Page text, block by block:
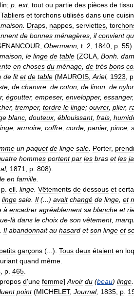
lin; p ext. tout ou partie des pièces de tissu
Tabliers et torchons utilisés dans une
maison Draps nappes serviettes
de bonnes ménagères il convient qu
Obermann t 2 1840 p 55).
maison le linge de table (ZOLA Bonh
en choses du ménage de très bons
de lit et de table (MAUROIS Ariel, 1923 p
de chanvre de coton de linon de
, égoutter, empeser, envelopper, essanger,
, tremper, tordre le linge; ouvrer, plier,
blanc douteux éblouissant, frais
; armoire coffre corde panier, pince
un paquet de linge sale Porter,
hommes portent par les bras et les
, 1871 p 808).
en famille
p ell linge Vêtements de dessous et
linge sale Il(...) avait changé de linge et
à encadrer agréablement sa blanche et
-là dans le choix de son vêtement,
Il abandonnait au hasard et son linge et
petits garçons (...). Tous deux étaient en
quand même
p 465
propos d'une femme] Avoir du (beau) linge
point (MICHELET, Journal, 1835 p